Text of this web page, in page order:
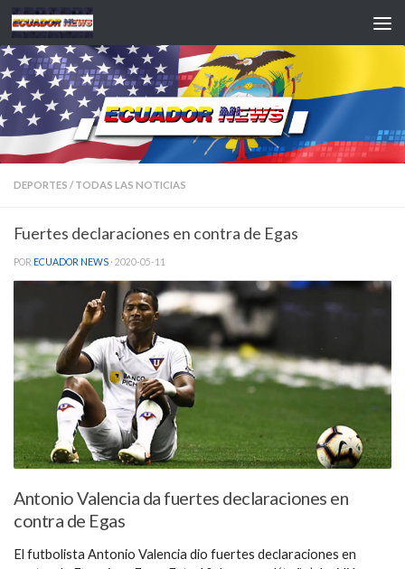
Saltar al contenido
DEPORTES / TODAS LAS NOTICIAS
Fuertes declaraciones en contra de Egas
POR ECUADOR NEWS · 2020-05-11
Antonio Valencia da fuertes declaraciones en
contra de Egas
El futbolista Antonio Valencia dio fuertes declaraciones en